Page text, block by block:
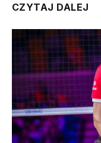
CZYTAJ DALEJ